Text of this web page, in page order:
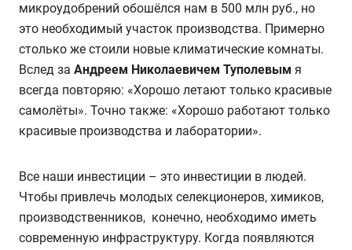
микроудобрений обошёлся нам в 500 млн руб., но
это необходимый участок производства. Примерно
столько же стоили новые климатические комнаты.
Вслед за Андреем Николаевичем Туполевым я
всегда повторяю: «Хорошо летают только красивые
самолёты». Точно также: «Хорошо работают только
красивые производства и лаборатории».
Все наши инвестиции – это инвестиции в людей.
Чтобы привлечь молодых селекционеров, химиков,
производственников, конечно, необходимо иметь
современную инфраструктуру. Когда появляются